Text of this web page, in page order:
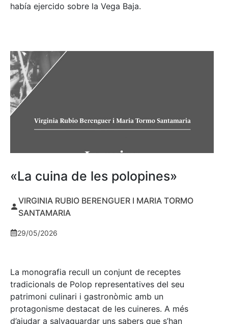
había ejercido sobre la Vega Baja.
«La cuina de les polopines»
VIRGINIA RUBIO BERENGUER I MARIA TORMO
SANTAMARIA
29/05/2026
La monografia recull un conjunt de receptes
tradicionals de Polop representatives del seu
patrimoni culinari i gastronòmic amb un
protagonisme destacat de les cuineres. A més
d’ajudar a salvaguardar uns sabers que s’han